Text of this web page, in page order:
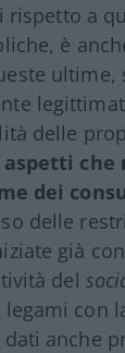
a
è
ultime,
delle
aspetti che
dei
delle
già
del
con
dati anche